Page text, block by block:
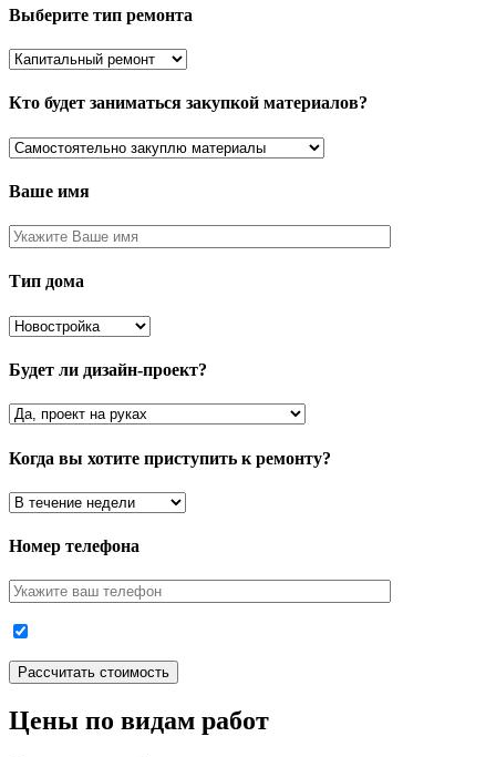
Выберите тип ремонта
Кто будет заниматься закупкой материалов?
Ваше имя
Тип дома
Будет ли дизайн-проект?
Когда вы хотите приступить к ремонту?
Номер телефона
Цены по видам работ